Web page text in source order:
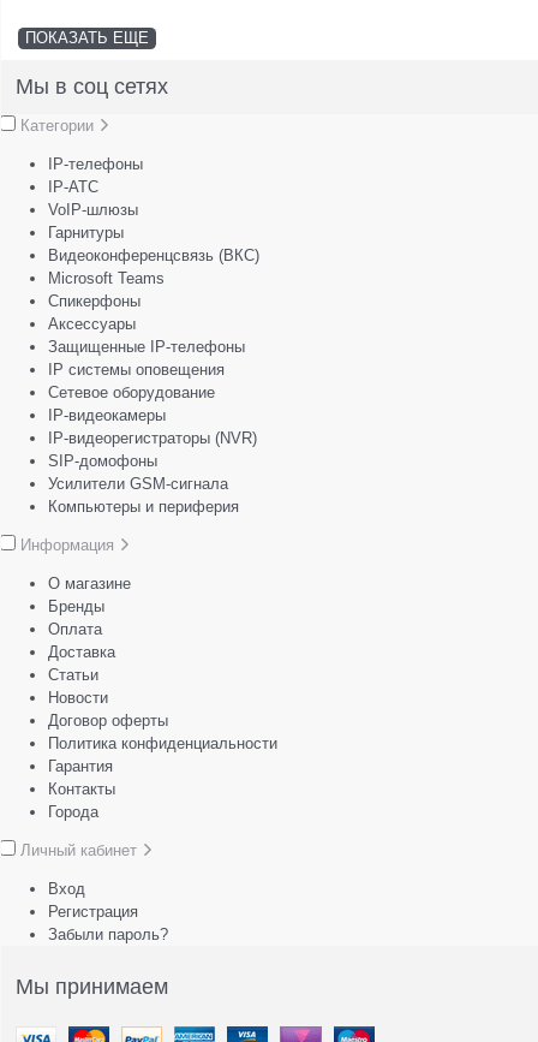
ПОКАЗАТЬ ЕЩЕ
Мы в соц сетях
Категории
IP-телефоны
IP-АТС
VoIP-шлюзы
Гарнитуры
Видеоконференцсвязь (ВКС)
Microsoft Teams
Спикерфоны
Аксессуары
Защищенные IP-телефоны
IP системы оповещения
Сетевое оборудование
IP-видеокамеры
IP-видеорегистраторы (NVR)
SIP-домофоны
Усилители GSM-сигнала
Компьютеры и периферия
Информация
О магазине
Бренды
Оплата
Доставка
Статьи
Новости
Договор оферты
Политика конфиденциальности
Гарантия
Контакты
Города
Личный кабинет
Вход
Регистрация
Забыли пароль?
Мы принимаем